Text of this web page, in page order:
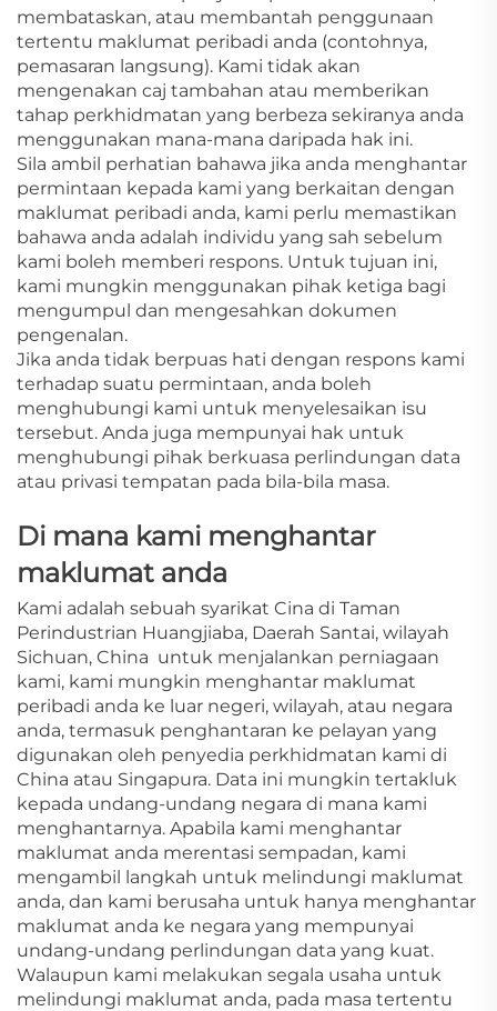
membataskan, atau membantah penggunaan
tertentu maklumat peribadi anda (contohnya,
pemasaran langsung). Kami tidak akan
mengenakan caj tambahan atau memberikan
tahap perkhidmatan yang berbeza sekiranya anda
menggunakan mana-mana daripada hak ini.
Sila ambil perhatian bahawa jika anda menghantar
permintaan kepada kami yang berkaitan dengan
maklumat peribadi anda, kami perlu memastikan
bahawa anda adalah individu yang sah sebelum
kami boleh memberi respons. Untuk tujuan ini,
kami mungkin menggunakan pihak ketiga bagi
mengumpul dan mengesahkan dokumen
pengenalan.
Jika anda tidak berpuas hati dengan respons kami
terhadap suatu permintaan, anda boleh
menghubungi kami untuk menyelesaikan isu
tersebut. Anda juga mempunyai hak untuk
menghubungi pihak berkuasa perlindungan data
atau privasi tempatan pada bila-bila masa.
Di mana kami menghantar
maklumat anda
Kami adalah sebuah syarikat Cina di Taman
Perindustrian Huangjiaba, Daerah Santai, wilayah
Sichuan, China untuk menjalankan perniagaan
kami, kami mungkin menghantar maklumat
peribadi anda ke luar negeri, wilayah, atau negara
anda, termasuk penghantaran ke pelayan yang
digunakan oleh penyedia perkhidmatan kami di
China atau Singapura. Data ini mungkin tertakluk
kepada undang-undang negara di mana kami
menghantarnya. Apabila kami menghantar
maklumat anda merentasi sempadan, kami
mengambil langkah untuk melindungi maklumat
anda, dan kami berusaha untuk hanya menghantar
maklumat anda ke negara yang mempunyai
undang-undang perlindungan data yang kuat.
Walaupun kami melakukan segala usaha untuk
melindungi maklumat anda, pada masa tertentu